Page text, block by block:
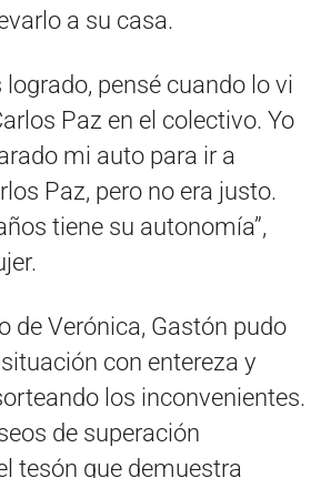
a su casa.
logrado, pensé cuando lo vi
Paz en el colectivo. Yo
mi auto para ir a
Paz, pero no era justo.
tiene su autonomía”,
de Verónica, Gastón pudo
con entereza y
los inconvenientes.
de superación
tesón que demuestra